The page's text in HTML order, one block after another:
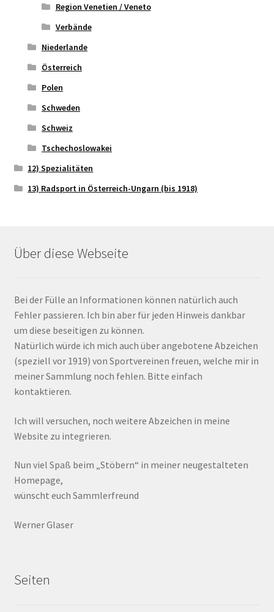
Region Venetien / Veneto
Verbände
Niederlande
Österreich
Polen
Schweden
Schweiz
Tschechoslowakei
12) Spezialitäten
13) Radsport in Österreich-Ungarn (bis 1918)
Über diese Webseite
Bei der Fülle an Informationen können natürlich auch
Fehler passieren. Ich bin aber für jeden Hinweis dankbar
um diese beseitigen zu können.
Natürlich würde ich mich auch über angebotene Abzeichen
(speziell vor 1919) von Sportvereinen freuen, welche mir in
meiner Sammlung noch fehlen. Bitte einfach
kontaktieren.
Ich will versuchen, noch weitere Abzeichen in meine
Website zu integrieren.
Nun viel Spaß beim „Stöbern“ in meiner neugestalteten
Homepage,
wünscht euch Sammlerfreund
Werner Glaser
Seiten